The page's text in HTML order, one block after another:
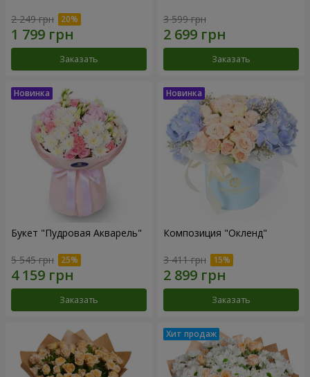
2 249 грн
Заказать
3 599 грн
Заказать
Букет "Пудровая Акварель"
5 545 грн
Заказать
Композиция "Окленд"
3 411 грн
Заказать